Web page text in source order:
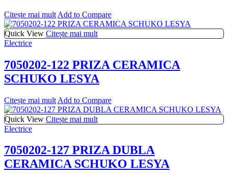
Citește mai mult Add to Compare
Quick View Citește mai mult
Electrice
7050202-122 PRIZA CERAMICA
SCHUKO LESYA
Citește mai mult Add to Compare
Quick View Citește mai mult
Electrice
7050202-127 PRIZA DUBLA
CERAMICA SCHUKO LESYA